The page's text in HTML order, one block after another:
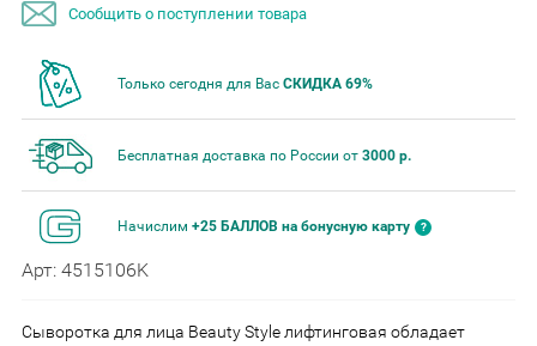
Сообщить о поступлении товара
Только сегодня для Вас СКИДКА 69%
Бесплатная доставка по России от 3000 р.
Начислим +25 БАЛЛОВ на бонусную карту
Арт: 4515106K
Сыворотка для лица Beauty Style лифтинговая обладает